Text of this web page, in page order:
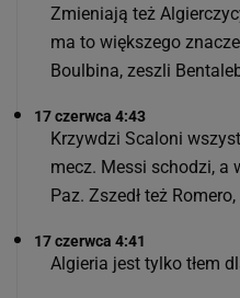
Zmieniają też
ma to większego
Boulbina, zeszli
17 czerwca 4:43
Krzywdzi Scaloni
mecz. Messi schodzi, a
Paz. Zszedł też
17 czerwca 4:41
Algieria jest tylko tłem